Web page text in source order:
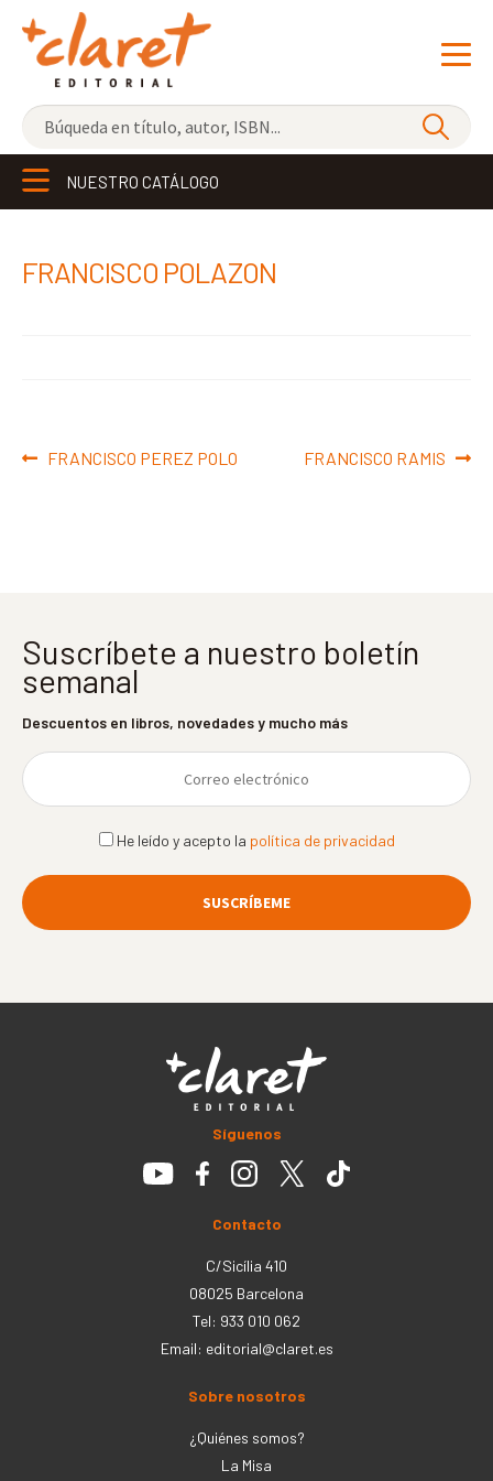
NOVEDADES
LOS MÁS VENDIDOS
NUESTRO CATÁLOGO
FRANCISCO POLAZON
Navegación
Anterior:
FRANCISCO PEREZ POLO Siguiente:
FRANCISCO RAMIS
Suscríbete a nuestro boletín
semanal
Descuentos en libros, novedades y mucho más
He leído y acepto la política de privacidad
Síguenos
Contacto
C/Sicília 410
08025 Barcelona
Tel: 933 010 062
Email: editorial@claret.es
Sobre nosotros
¿Quiénes somos?
La Misa